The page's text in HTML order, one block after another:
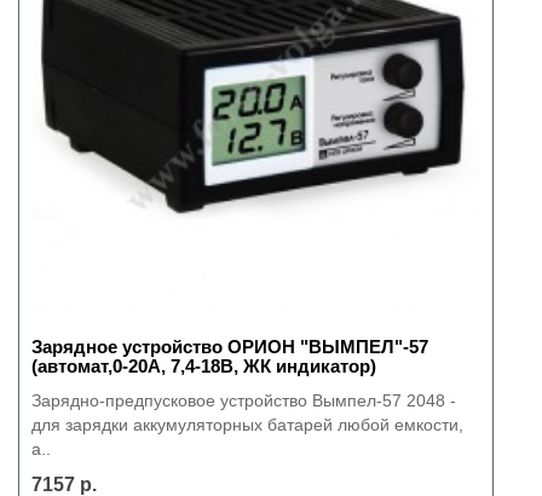
Зарядное устройство ОРИОН "ВЫМПЕЛ"-57
(автомат,0-20А, 7,4-18В, ЖК индикатор)
Зарядно-предпусковое устройство Вымпел-57 2048 -
для зарядки аккумуляторных батарей любой емкости,
а..
7157 р.